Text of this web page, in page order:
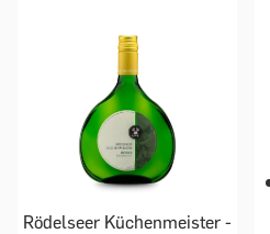
Rödelseer Küchenmeister -